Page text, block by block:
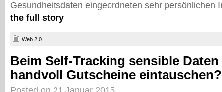
Gesundheitsdaten eingeordneten sehr persönlichen
the full story
Web 2.0
Beim Self-Tracking sensible
handvoll Gutscheine eintauschen?
Posted on 21 Januar 2015